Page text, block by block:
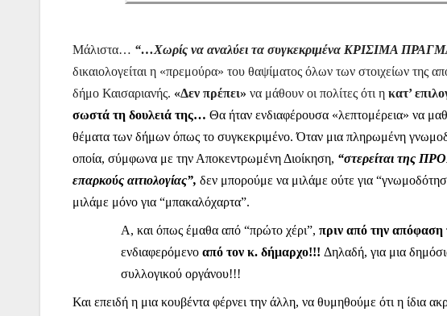
Μάλιστα… “…Χωρίς να αναλύει τα συγκεκριμένα ΚΡΙΣΙΜΑ
δικαιολογείται η «πρεμούρα» του θαψίματος όλων των στοιχείων της
δήμο Καισαριανής. «Δεν πρέπει» να μάθουν οι πολίτες ότι η κατ’
σωστά τη δουλειά της… Θα ήταν ενδιαφέρουσα «λεπτομέρεια» να
θέματα των δήμων όπως το συγκεκριμένο. Όταν μια πληρωμένη
οποία, σύμφωνα με την Αποκεντρωμένη Διοίκηση, “στερείται της
επαρκούς αιτιολογίας”, δεν μπορούμε να μιλάμε ούτε για
μιλάμε μόνο για “μπακαλόχαρτα”.
Α, και όπως έμαθα από “πρώτο χέρι”, πριν από την απόφαση
ενδιαφερόμενο από τον κ. δήμαρχο!!! Δηλαδή, για μια
συλλογικού οργάνου!!!
Και επειδή η μια κουβέντα φέρνει την άλλη, να θυμηθούμε ότι η ίδια